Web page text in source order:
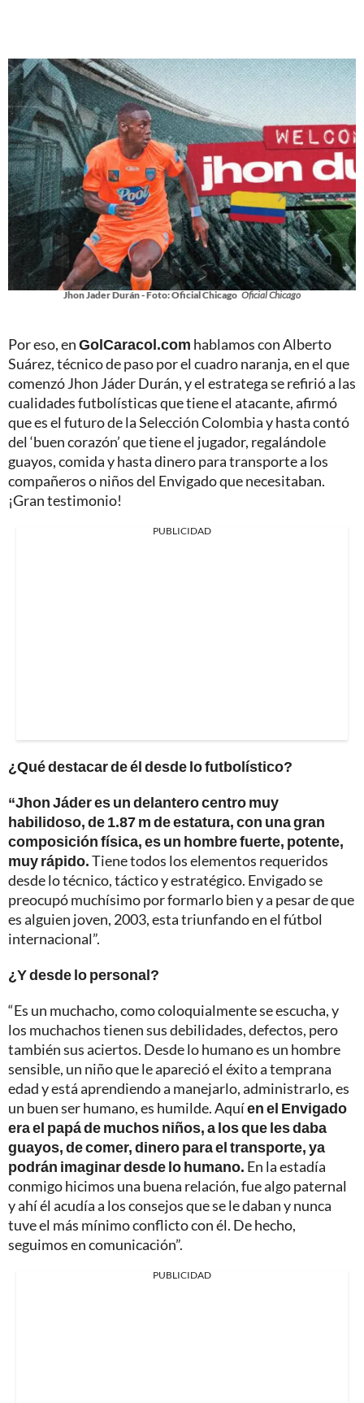
Jhon Jader Durán - Foto: Oficial Chicago Oficial Chicago
Por eso, enGolCaracol.com hablamos con Alberto
Suárez, técnico de paso por el cuadro naranja, en el que
comenzó Jhon Jáder Durán, y el estratega se refirió a las
cualidades futbolísticas que tiene el atacante, afirmó
que es el futuro de la Selección Colombia y hasta contó
del ‘buen corazón’ que tiene el jugador, regalándole
guayos, comida y hasta dinero para transporte a los
compañeros o niños del Envigado que necesitaban.
¡Gran testimonio!
PUBLICIDAD
¿Qué destacar de él desde lo futbolístico?
“Jhon Jáder es un delantero centro muy
habilidoso, de 1.87 m de estatura, con una gran
composición física, es un hombre fuerte, potente,
muy rápido.Tiene todos los elementos requeridos
desde lo técnico, táctico y estratégico. Envigado se
preocupó muchísimo por formarlo bien y a pesar de que
es alguien joven, 2003, esta triunfando en el fútbol
internacional”.
¿Y desde lo personal?
“Es un muchacho, como coloquialmente se escucha, y
los muchachos tienen sus debilidades, defectos, pero
también sus aciertos. Desde lo humano es un hombre
sensible, un niño que le apareció el éxito a temprana
edad y está aprendiendo a manejarlo, administrarlo, es
un buen ser humano, es humilde. Aquíen el Envigado
era el papá de muchos niños, a los que les daba
guayos, de comer, dinero para el transporte, ya
podrán imaginar desde lo humano. En la estadía
conmigo hicimos una buena relación, fue algo paternal
y ahí él acudía a los consejos que se le daban y nunca
tuve el más mínimo conflicto con él. De hecho,
seguimos en comunicación”.
PUBLICIDAD